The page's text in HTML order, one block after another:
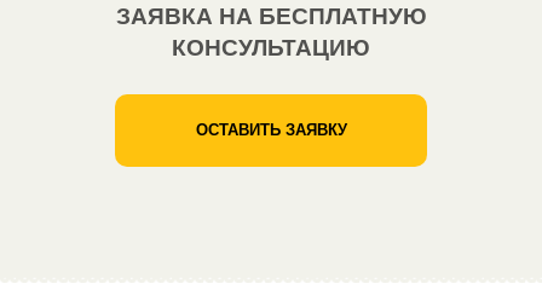
ЗАЯВКА НА БЕСПЛАТНУЮ
КОНСУЛЬТАЦИЮ
ОСТАВИТЬ ЗАЯВКУ